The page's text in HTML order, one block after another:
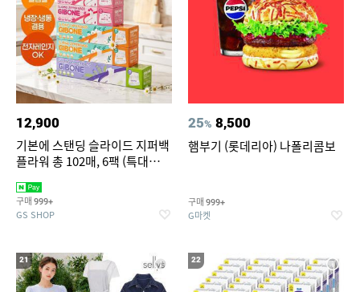
12,900
기본에 스탠딩 슬라이드 지퍼백
플라워 총 102매, 6팩 (특대
구매 999+
GS SHOP
25% 8,500
햄부기 (롯데리아) 나폴리콤보
구매 999+
G마켓
21 22